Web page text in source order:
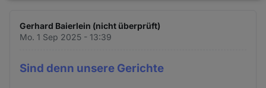
Gerhard Baierlein (nicht überprüft)
Mo. 1 Sep 2025 - 13:39
Sind denn unsere Gerichte
Cookies